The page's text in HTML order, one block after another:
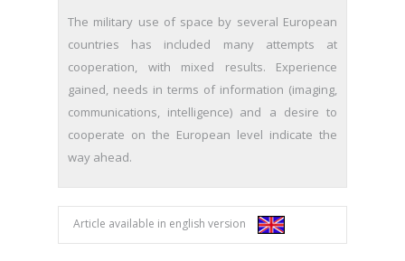
The military use of space by several European
countries has included many attempts at
cooperation, with mixed results. Experience
gained, needs in terms of information (imaging,
communications, intelligence) and a desire to
cooperate on the European level indicate the
way ahead.
Article available in english version